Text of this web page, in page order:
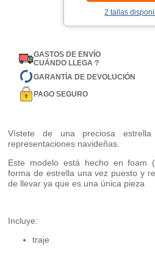
2 tallas
GASTOS DE ENVÍO
CUÁNDO LLEGA ?
GARANTÍA DE DEVOLUCIÓN
PAGO SEGURO
Vístete de una preciosa
representaciones navideñas.
Este modelo está hecho en foam
forma de estrella una vez puesto y
de llevar ya que es una única pieza
Incluye:
traje